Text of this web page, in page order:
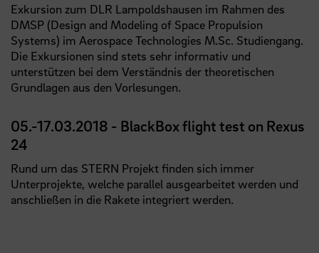
Exkursion zum DLR Lampoldshausen im Rahmen des
DMSP (Design and Modeling of Space Propulsion
Systems) im Aerospace Technologies M.Sc. Studiengang.
Die Exkursionen sind stets sehr informativ und
unterstützen bei dem Verständnis der theoretischen
Grundlagen aus den Vorlesungen.
05.-17.03.2018 - BlackBox flight test on Rexus
24
Rund um das STERN Projekt finden sich immer
Unterprojekte, welche parallel ausgearbeitet werden und
anschließen in die Rakete integriert werden.